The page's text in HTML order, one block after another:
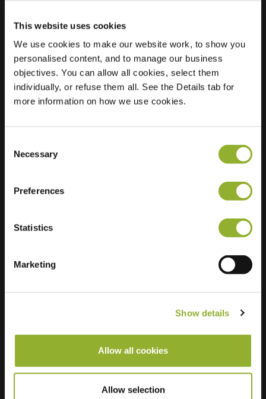
This website uses cookies
We use cookies to make our website work, to show you
personalised content, and to manage our business
objectives. You can allow all cookies, select them
individually, or refuse them all. See the Details tab for
more information on how we use cookies.
Selection
Necessary
Preferences
Statistics
Marketing
Show details
Allow all cookies
Allow selection
Sijainti
5 Norfolk Place,
Berwick Hills
TS3 7AS
Middlesbrough
Ultra-Fast